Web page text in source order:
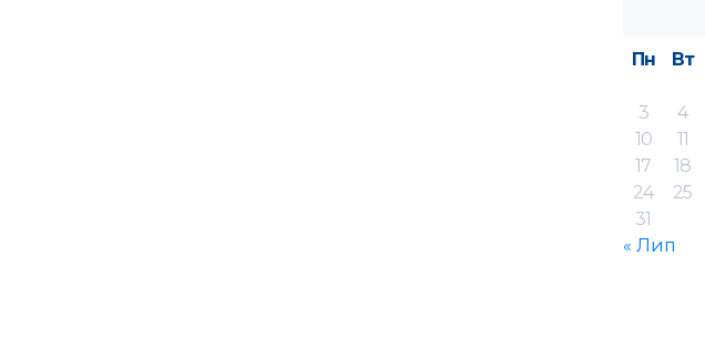
Пн
Вт
3
4
10
11
17
18
24
25
31
« Лип